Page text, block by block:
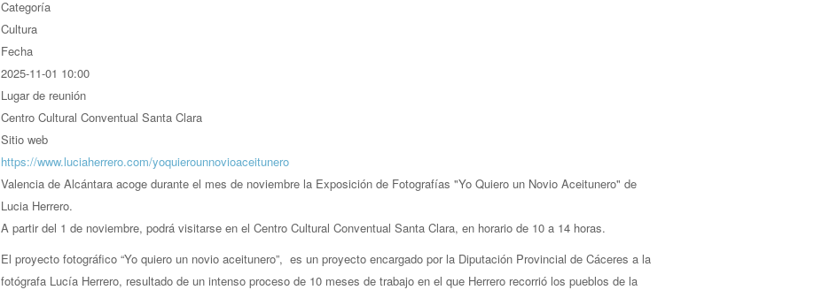
Categoría
Cultura
Fecha
2025-11-01 10:00
Lugar de reunión
Centro Cultural Conventual Santa Clara
Sitio web
https://www.luciaherrero.com/yoquierounnovioaceitunero
Valencia de Alcántara acoge durante el mes de noviembre la Exposición de Fotografías "Yo Quiero un Novio Aceitunero" de
Lucia Herrero.
A partir del 1 de noviembre, podrá visitarse en el Centro Cultural Conventual Santa Clara, en horario de 10 a 14 horas.
El proyecto fotográfico “Yo quiero un novio aceitunero”, es un proyecto encargado por la Diputación Provincial de Cáceres a la
fotógrafa Lucía Herrero, resultado de un intenso proceso de 10 meses de trabajo en el que Herrero recorrió los pueblos de la